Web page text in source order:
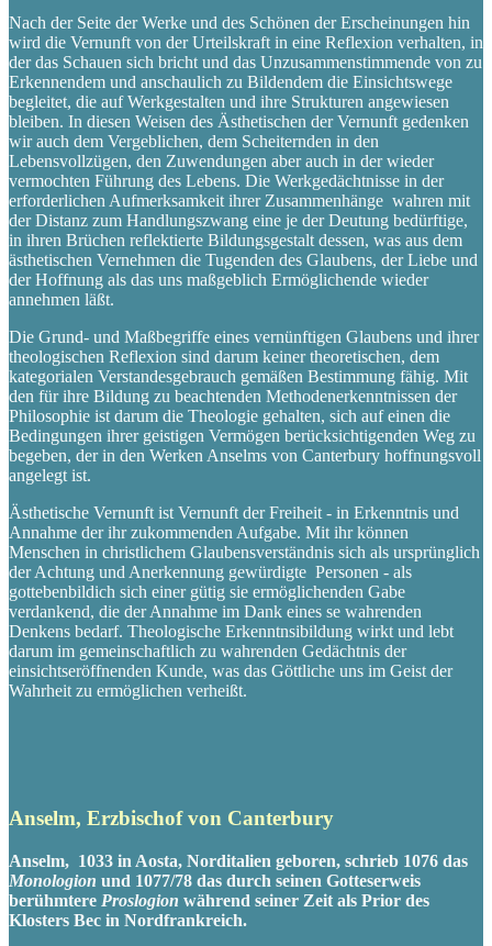
Nach der Seite der Werke und des Schönen der Erscheinungen hin
wird die Vernunft von der Urteilskraft in eine Reflexion verhalten, in
der das Schauen sich bricht und das Unzusammenstimmende von zu
Erkennendem und anschaulich zu Bildendem die Einsichtswege
begleitet, die auf Werkgestalten und ihre Strukturen angewiesen
bleiben. In diesen Weisen des Ästhetischen der Vernunft gedenken
wir auch dem Vergeblichen, dem Scheiternden in den
Lebensvollzügen, den Zuwendungen aber auch in der wieder
vermochten Führung des Lebens. Die Werkgedächtnisse in der
erforderlichen Aufmerksamkeit ihrer Zusammenhänge wahren mit
der Distanz zum Handlungszwang eine je der Deutung bedürftige,
in ihren Brüchen reflektierte Bildungsgestalt dessen, was aus dem
ästhetischen Vernehmen die Tugenden des Glaubens, der Liebe und
der Hoffnung als das uns maßgeblich Ermöglichende wieder
annehmen läßt.
Die Grund- und Maßbegriffe eines vernünftigen Glaubens und ihrer
theologischen Reflexion sind darum keiner theoretischen, dem
kategorialen Verstandesgebrauch gemäßen Bestimmung fähig. Mit
den für ihre Bildung zu beachtenden Methodenerkenntnissen der
Philosophie ist darum die Theologie gehalten, sich auf einen die
Bedingungen ihrer geistigen Vermögen berücksichtigenden Weg zu
begeben, der in den Werken Anselms von Canterbury hoffnungsvoll
angelegt ist.
Ästhetische Vernunft ist Vernunft der Freiheit - in Erkenntnis und
Annahme der ihr zukommenden Aufgabe. Mit ihr können
Menschen in christlichem Glaubensverständnis sich als ursprünglich
der Achtung und Anerkennung gewürdigte Personen - als
gottebenbildich sich einer gütig sie ermöglichenden Gabe
verdankend, die der Annahme im Dank eines se wahrenden
Denkens bedarf. Theologische Erkenntnsibildung wirkt und lebt
darum im gemeinschaftlich zu wahrenden Gedächtnis der
einsichtseröffnenden Kunde, was das Göttliche uns im Geist der
Wahrheit zu ermöglichen verheißt.
Anselm, Erzbischof von Canterbury
Anselm, 1033 in Aosta, Norditalien geboren, schrieb 1076 das
Monologion und 1077/78 das durch seinen Gotteserweis
berühmtere Proslogion während seiner Zeit als Prior des
Klosters Bec in Nordfrankreich.